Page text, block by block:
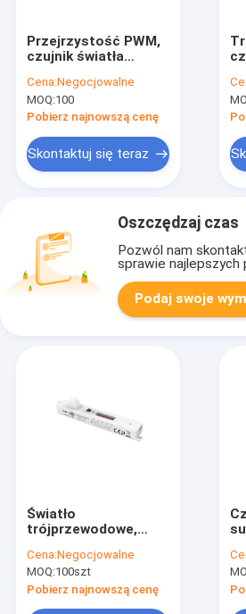
Przejrzystość PWM,
czujnik światła
z patentowaną
anteną
Cena:Negocjowalne
MOQ:100
Pobierz najnowszą cenę
Skontaktuj się teraz
Oszczędzaj czas
Pozwól nam
sprawie najlepszych
Podaj swoje
Światło
trójprzewodowe,
funkcją korytarza,
użycie parkingu
Cena:Negocjowalne
MOQ:100szt
Pobierz najnowszą cenę